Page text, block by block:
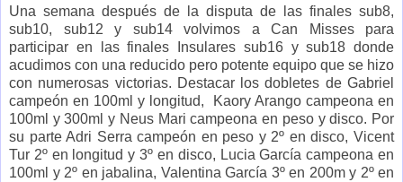
Una semana después de la disputa de las finales sub8,
sub10, sub12 y sub14 volvimos a Can Misses para
participar en las finales Insulares sub16 y sub18 donde
acudimos con una reducido pero potente equipo que se hizo
con numerosas victorias. Destacar los dobletes de Gabriel
campeón en 100ml y longitud, Kaory Arango campeona en
100ml y 300ml y Neus Mari campeona en peso y disco. Por
su parte Adri Serra campeón en peso y 2º en disco, Vicent
Tur 2º en longitud y 3º en disco, Lucia García campeona en
100ml y 2º en jabalina, Valentina García 3º en 200m y 2º en